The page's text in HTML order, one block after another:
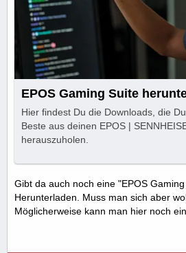
EPOS Gaming Suite
Hier findest Du die Downloads, die
Beste aus deinen EPOS |
herauszuholen.
Gibt da auch noch eine "EPOS
Herunterladen. Muss man sich aber
Möglicherweise kann man hier noch